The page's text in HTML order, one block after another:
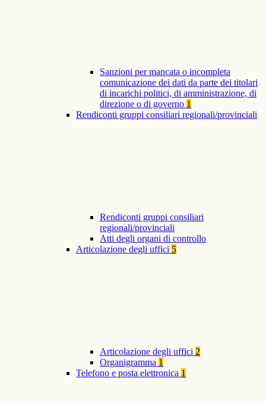
Sanzioni per mancata o incompleta
comunicazione dei dati da parte dei titolari
di incarichi politici, di amministrazione, di
direzione o di governo 1
Rendiconti gruppi consiliari regionali/provinciali
Rendiconti gruppi consiliari
regionali/provinciali
Atti degli organi di controllo
Articolazione degli uffici 5
Articolazione degli uffici 2
Organigramma 1
Telefono e posta elettronica 1